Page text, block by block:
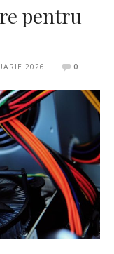
pentru
2026 0